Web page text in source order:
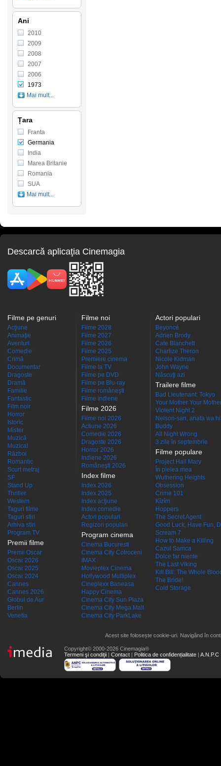
Ani
2010
2009
2008
2007
2006
1973
Mai mult...
Țara
Franta
Germania
India
Marea Britanie
Romania
SUA
Mai mult...
Descarcă aplicaţia Cinemagia
Filme pe genuri
Acţiune
Animaţie
Aventuri
Comedie
Crimă
Documentar
Dragoste
Dramă
Familie
Fantastic
Film noir
Horror
Istoric
Mister
Muzică
Muzical
Război
Romantic
Scurt metraj
SF
Stand Up
Thriller
Western
Taguri filme
Taguri stiri
Arhiva stiri
Program TV
Premii filme
Premii Oscar
Oscar 2026
Oscar 2025
Oscar 2024
Cannes
Cannes 2026
Globul de Aur
Berlin
Venetia
Filme noi
Filme 2028
Filme 2027
Filme 2026
Filme 2025
Premiere cinema
Filme la TV
Filme pe DVD
Filme pe Blu-ray
Filme româneşti
Filme indiene
Filme 2026
Filme noi 2026
Actiune 2026
Comedie 2026
Dragoste 2026
Horror 2026
Indiene 2026
Româneşti 2026
Index filme
Index 2026
Index 2025
Index acţiune
Index comedie
Actori populari
Regizori populari
Program cinema
Cinema Bucuresti
Cinema City Cotroceni
IMAX
Movieplex Cinema
Hollywood Multiplex
Cineplexx Baneasa
Happy Cinema
Cinema City Sun Plaza
Cinema City Mega Mall
Cinema City ParkLake
Actori populari
Beyoncé
Adrien Brody
Cate Blanchett
Charlize Theron
Nicole Kidman
John Wayne
Născuţi azi
Trailere filme
Bad Lieutenant: Tokyo
Your Mother Your
Violent Night 2
Nelson-san, anata wa
Buddy
All Night Wrong
3 zile în septembrie
Filme populare
Project Hail Mary
În pielea mea
Wuthering Heights
Obsession
Crime 101
Kîzîm
Hoppers
The Secret Agent
Good Luck, Have Fun,
Scream 7
How to Make a Killing
Cazul Samca
Dolce far niente
The Last Viking
Kill Bill: The Whole
The Bride!
Cold Storage
Acest site folosește cookie-uri. Navigând în
Copyright© 2000-2026 Cinemagia®
Termeni şi condiţii | Contact | Politica de confidențialitate | A.N.P.C